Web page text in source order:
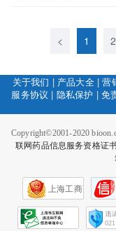
< 1 2
关于我们 | 产品大全|营
服务协议 | 隐私保护 |免
Copyright©2001-2020
联网药品信息服务资格证
上海工商